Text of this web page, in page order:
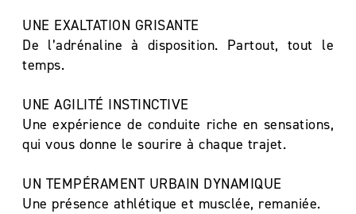
UNE EXALTATION GRISANTE
De l’adrénaline à disposition. Partout, tout le
temps.
UNE AGILITÉ INSTINCTIVE
Une expérience de conduite riche en sensations,
qui vous donne le sourire à chaque trajet.
UN TEMPÉRAMENT URBAIN DYNAMIQUE
Une présence athlétique et musclée, remaniée.